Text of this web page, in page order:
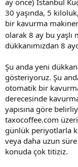
ay önce) İstanbul
30 yaşında, 5
bir kavurma
olarak 8 ay bu yaşlı
dükkanımızdan 8
Şu anda yeni
gösteriyoruz. Şu
otomatik bir
derecesinde
yapısına göre
taxocoffee.com
günlük periyotlarla
veya daha uzun
konuda çok titiziz.